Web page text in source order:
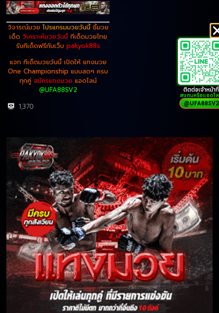
วิจารณ์มวย โปรแกรมมวยวันนี้ชี้มวย
เด็ด วิเคราะห์มวยวันนี้ทีเด็ดมวยไทย
รับทีเด็ดฟรีกับเว็บ pakyok88s
แจก ทีเด็ดมวยวันนี้ เปิดให้ แทงมวย
One Championship แบบสดๆ ครบ
ทุกคู่ สมัครแทงมวย แอดไลน์
@UFA88SV2
1,370
ติดต่อเจ้าหน้าที่
สแกนหรือแอดไ
@UFA88SV2